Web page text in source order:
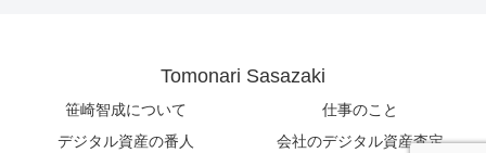
Tomonari Sasazaki
笹崎智成について
仕事のこと
デジタル資産の番人
会社のデジタル資産査定